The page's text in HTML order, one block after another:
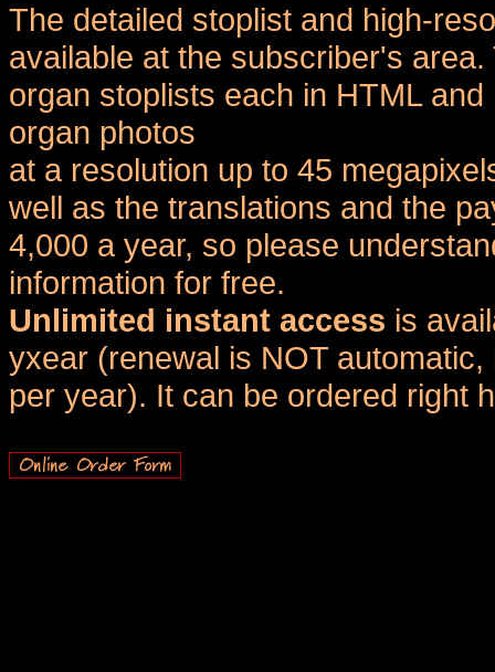
The detailed stoplist and high-
available at the subscriber's
organ stoplists each in HTML
organ photos
at a resolution up to 45
well as the translations and the
4,000 a year, so please
information for free.
Unlimited instant access is
yxear (renewal is NOT
per year). It can be ordered right